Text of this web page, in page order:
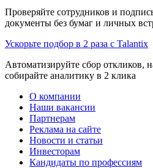
Проверяйте сотрудников и
документы без бумаг и личных
Ускорьте подбор в 2 раза с Talantix
Автоматизируйте сбор откликов,
собирайте аналитику в 2 клика
О компании
Наши вакансии
Партнерам
Реклама на сайте
Новости и статьи
Инвесторам
Кандидаты по профессиям